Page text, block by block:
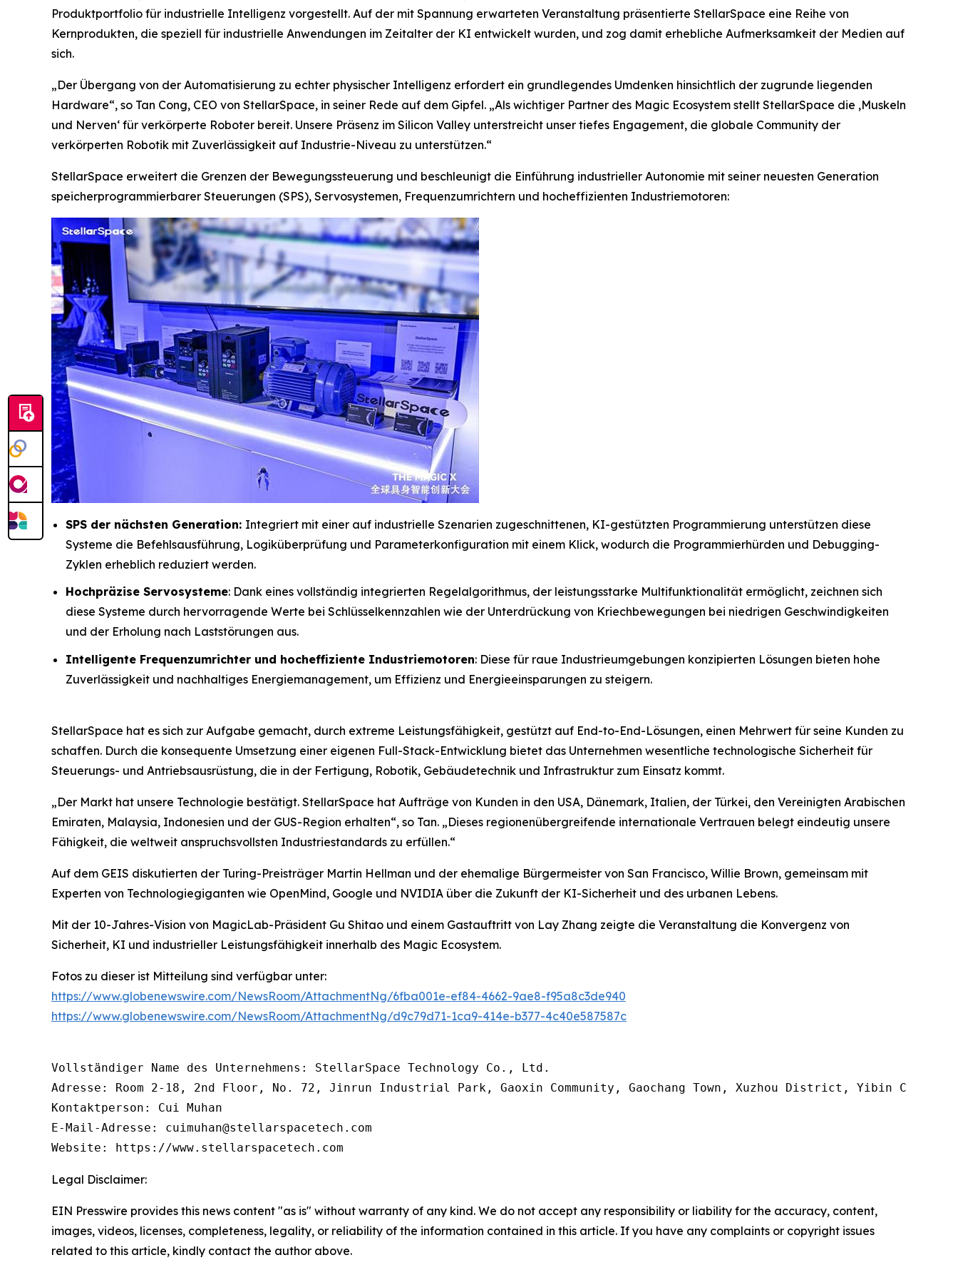
Produktportfolio für industrielle Intelligenz vorgestellt. Auf der mit Spannung erwarteten Veranstaltung präsentierte StellarSpace eine Reihe von
Kernprodukten, die speziell für industrielle Anwendungen im Zeitalter der KI entwickelt wurden, und zog damit erhebliche Aufmerksamkeit der Medien auf
sich.
„Der Übergang von der Automatisierung zu echter physischer Intelligenz erfordert ein grundlegendes Umdenken hinsichtlich der zugrunde liegenden
Hardware“, so Tan Cong, CEO von StellarSpace, in seiner Rede auf dem Gipfel. „Als wichtiger Partner des Magic Ecosystem stellt StellarSpace die ‚Muskeln
und Nerven‘ für verkörperte Roboter bereit. Unsere Präsenz im Silicon Valley unterstreicht unser tiefes Engagement, die globale Community der
verkörperten Robotik mit Zuverlässigkeit auf Industrie-Niveau zu unterstützen.“
StellarSpace erweitert die Grenzen der Bewegungssteuerung und beschleunigt die Einführung industrieller Autonomie mit seiner neuesten Generation
speicherprogrammierbarer Steuerungen (SPS), Servosystemen, Frequenzumrichtern und hocheffizienten Industriemotoren:
SPS der nächsten Generation: Integriert mit einer auf industrielle Szenarien zugeschnittenen, KI-gestützten Programmierung unterstützen diese
Systeme die Befehlsausführung, Logiküberprüfung und Parameterkonfiguration mit einem Klick, wodurch die Programmierhürden und Debugging-
Zyklen erheblich reduziert werden.
Hochpräzise Servosysteme: Dank eines vollständig integrierten Regelalgorithmus, der leistungsstarke Multifunktionalität ermöglicht, zeichnen sich
diese Systeme durch hervorragende Werte bei Schlüsselkennzahlen wie der Unterdrückung von Kriechbewegungen bei niedrigen Geschwindigkeiten
und der Erholung nach Laststörungen aus.
Intelligente Frequenzumrichter und hocheffiziente Industriemotoren: Diese für raue Industrieumgebungen konzipierten Lösungen bieten hohe
Zuverlässigkeit und nachhaltiges Energiemanagement, um Effizienz und Energieeinsparungen zu steigern.
StellarSpace hat es sich zur Aufgabe gemacht, durch extreme Leistungsfähigkeit, gestützt auf End-to-End-Lösungen, einen Mehrwert für seine Kunden zu
schaffen. Durch die konsequente Umsetzung einer eigenen Full-Stack-Entwicklung bietet das Unternehmen wesentliche technologische Sicherheit für
Steuerungs- und Antriebsausrüstung, die in der Fertigung, Robotik, Gebäudetechnik und Infrastruktur zum Einsatz kommt.
„Der Markt hat unsere Technologie bestätigt. StellarSpace hat Aufträge von Kunden in den USA, Dänemark, Italien, der Türkei, den Vereinigten Arabischen
Emiraten, Malaysia, Indonesien und der GUS-Region erhalten“, so Tan. „Dieses regionenübergreifende internationale Vertrauen belegt eindeutig unsere
Fähigkeit, die weltweit anspruchsvollsten Industriestandards zu erfüllen.“
Auf dem GEIS diskutierten der Turing-Preisträger Martin Hellman und der ehemalige Bürgermeister von San Francisco, Willie Brown, gemeinsam mit
Experten von Technologiegiganten wie OpenMind, Google und NVIDIA über die Zukunft der KI-Sicherheit und des urbanen Lebens.
Mit der 10-Jahres-Vision von MagicLab-Präsident Gu Shitao und einem Gastauftritt von Lay Zhang zeigte die Veranstaltung die Konvergenz von
Sicherheit, KI und industrieller Leistungsfähigkeit innerhalb des Magic Ecosystem.
Fotos zu dieser ist Mitteilung sind verfügbar unter:
https://www.globenewswire.com/NewsRoom/AttachmentNg/6fba001e-ef84-4662-9ae8-f95a8c3de940
https://www.globenewswire.com/NewsRoom/AttachmentNg/d9c79d71-1ca9-414e-b377-4c40e587587c
Vollständiger Name des Unternehmens: StellarSpace Technology Co., Ltd.
Adresse: Room 2-18, 2nd Floor, No. 72, Jinrun Industrial Park, Gaoxin Community, Gaochang Town, Xuzhou District, Yibin City,
Kontaktperson: Cui Muhan
E-Mail-Adresse: cuimuhan@stellarspacetech.com
Website: https://www.stellarspacetech.com
Legal Disclaimer:
EIN Presswire provides this news content "as is" without warranty of any kind. We do not accept any responsibility or liability for the accuracy, content,
images, videos, licenses, completeness, legality, or reliability of the information contained in this article. If you have any complaints or copyright issues
related to this article, kindly contact the author above.